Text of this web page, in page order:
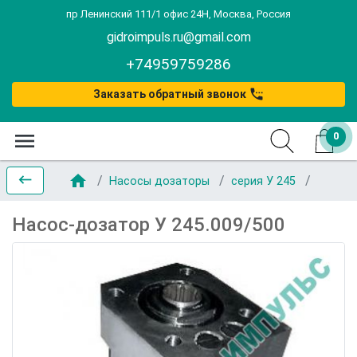
пр Ленинский 111/1 офис 24Н, Москва, Россия
gidroimpuls.ru@gmail.com
+74959759286
Заказать обратный звонок settings_phone
menu 0
keyboard_backspace home Насосы дозаторы серия У 245
Насос-дозатор У 245.009/500